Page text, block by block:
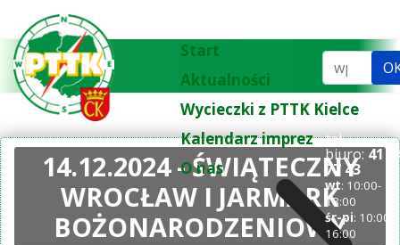
Start
Aktualności
Wycieczki z PTTK Kielce
Kalendarz imprez
O nas
Szukaj...
tel.
biuro: 41
77 43
wt: 10:00-
18:00
śr-pi: 10:00-
16:00
14.12.2024 - ŚWIĄTECZNY
WROCŁAW I JARMARK
BOŻONARODZENIOWY